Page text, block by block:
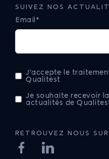
SUIVEZ NOS
Email*
J'accepte le
Qualitest
Je souhaite recevoir
actualités de
RETROUVEZ NOUS SUR